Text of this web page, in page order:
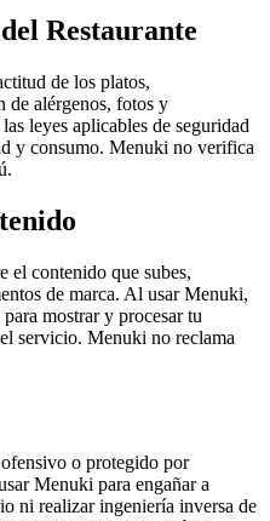
Restaurante
de los platos,
de alérgenos, fotos y
leyes aplicables de seguridad
y consumo. Menuki no verifica
el contenido que subes,
de marca. Al usar Menuki,
mostrar y procesar tu
servicio. Menuki no reclama
o protegido por
Menuki para engañar a
ni realizar ingeniería inversa de